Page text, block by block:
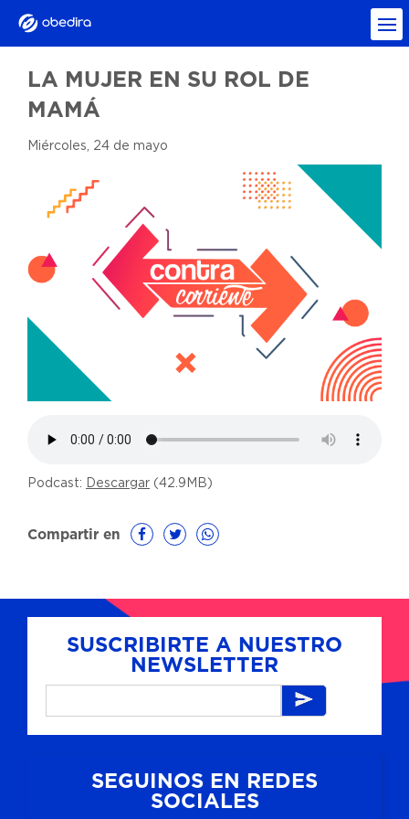
LA MUJER EN SU ROL DE
MAMÁ
Miércoles, 24 de mayo
Podcast: Descargar (42.9MB)
Compartir en
SUSCRIBIRTE A NUESTRO
NEWSLETTER
SEGUINOS EN REDES
SOCIALES